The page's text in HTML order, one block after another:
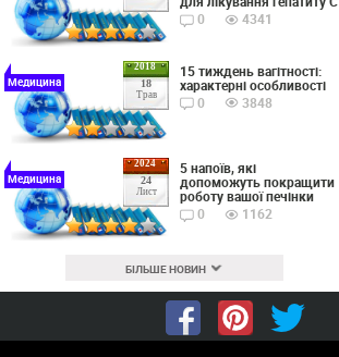
0
4341
2018
18
Трав
Медицина
15 тиждень вагітності:
характерні особливості
0
3848
2024
24
Лист
Медицина
5 напоїв, які
допоможуть покращити
роботу вашої печінки
0
1162
БІЛЬШЕ НОВИН